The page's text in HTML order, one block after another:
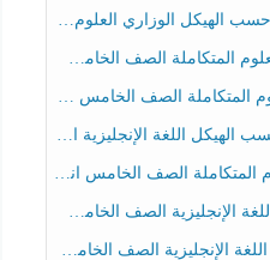
الصف الخامس عام الفصل الثالث
الصف الخامس انسبير الفصل الثالث
الصف الخامس انسبير الفصل الثالث
الصف الخامس الفصل الثالث